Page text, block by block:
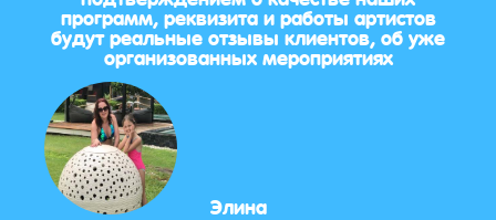
программ, реквизита и работы артистов
будут реальные отзывы клиентов, об уже
организованных мероприятиях
Элина